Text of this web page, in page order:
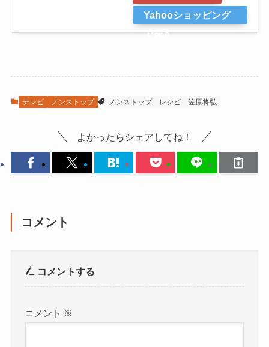
Yahooショッピング
で探す
テレビ ノンストップ ノンストップ レシピ 笠原将弘
よかったらシェアしてね！
コメント
コメントする
コメント ※